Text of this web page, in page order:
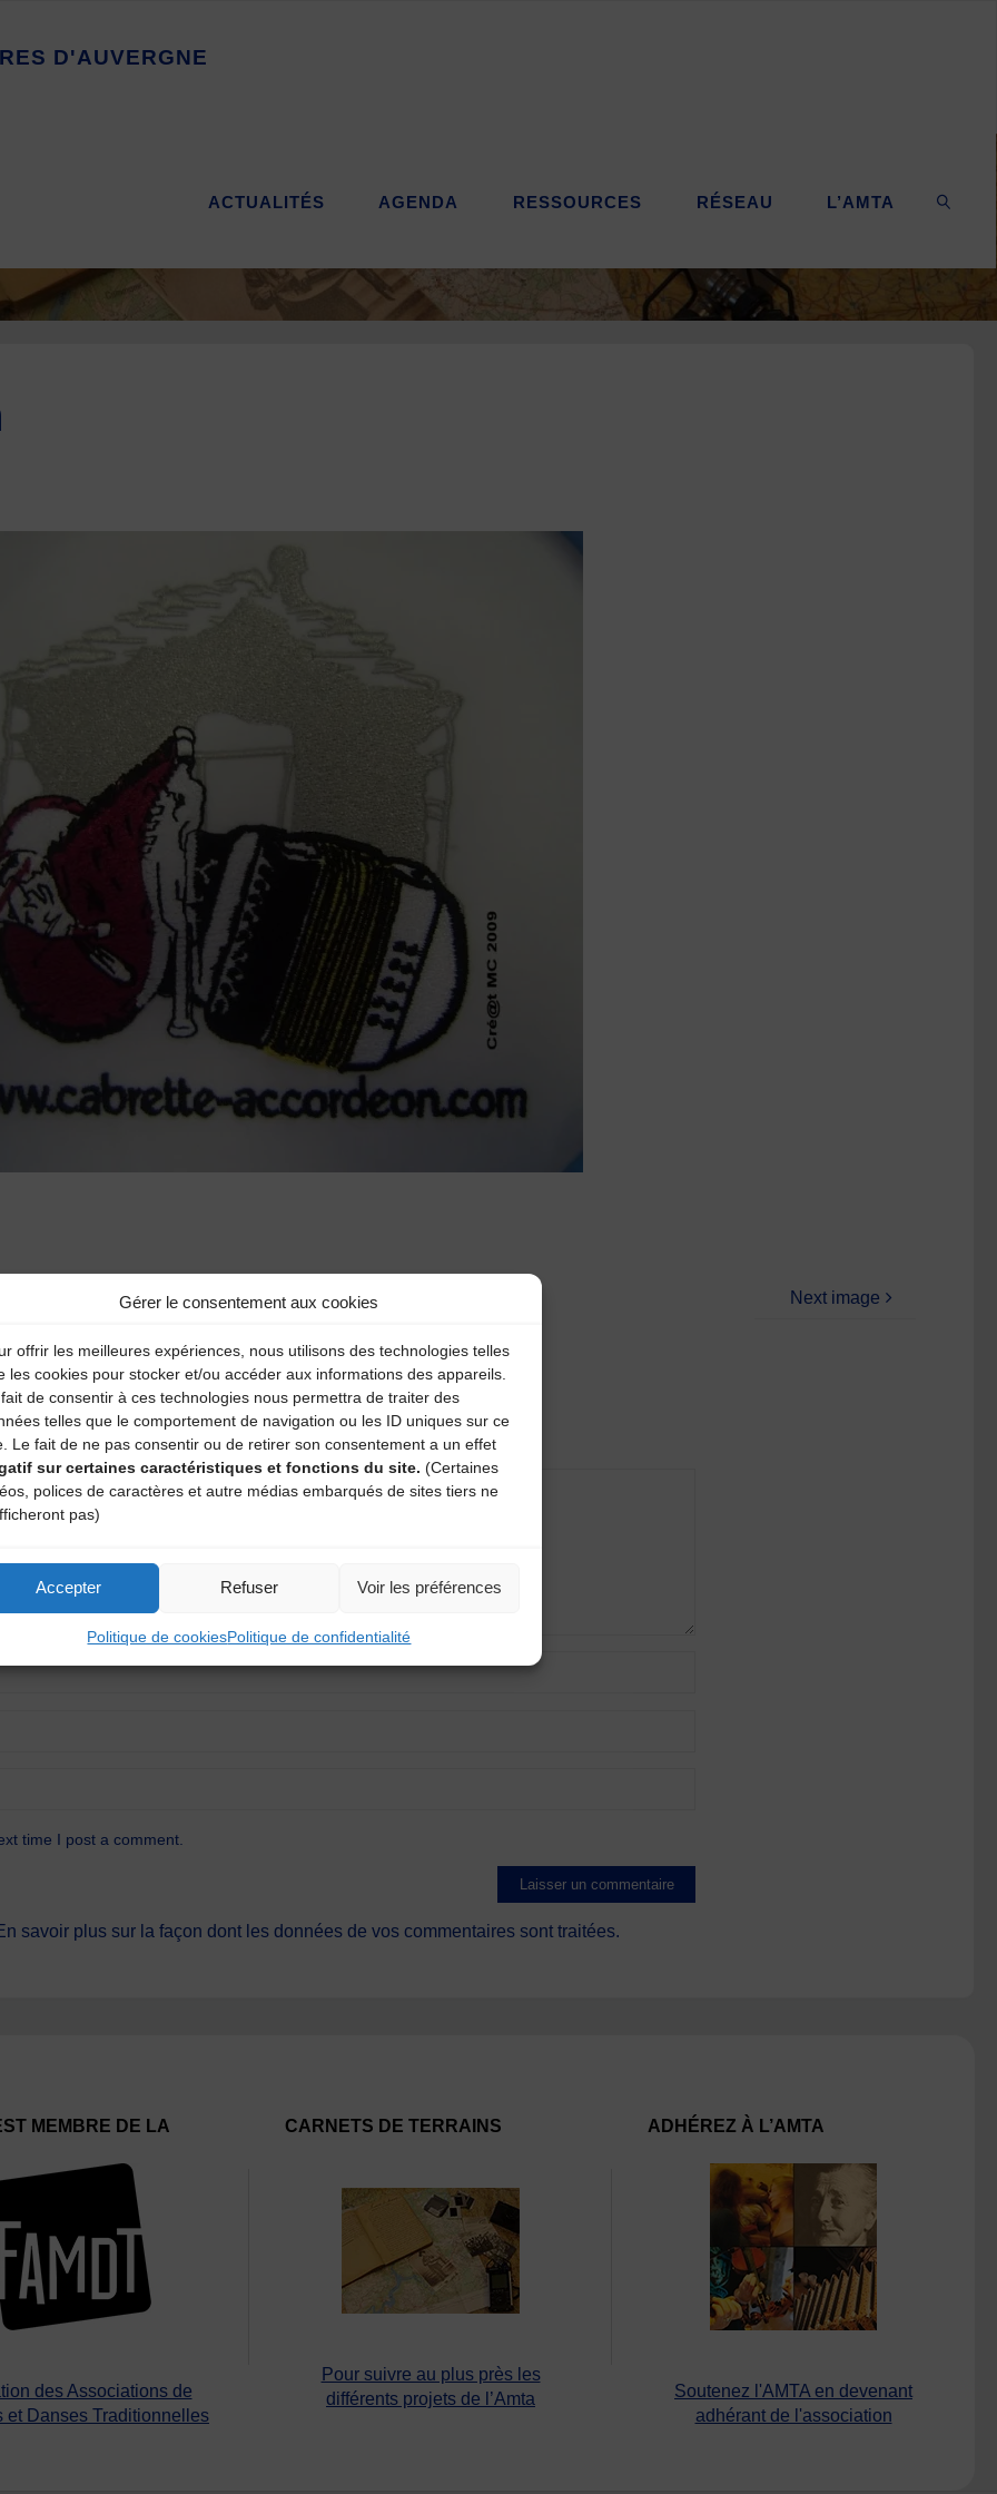
Gérer le consentement aux cookies
offrir les meilleures expériences, nous utilisons des technologies telles
les cookies pour stocker et/ou accéder aux informations des appareils.
de consentir à ces technologies nous permettra de traiter des
telles que le comportement de navigation ou les ID uniques sur ce
Le fait de ne pas consentir ou de retirer son consentement a un effet
sur certaines caractéristiques et fonctions du site. (Certaines
polices de caractères et autre médias embarqués de sites tiers ne
pas)
Accepter Refuser Voir les préférences
Politique de cookiesPolitique de confidentialité
ES D'AUVERGNE
ACTUALITÉS AGENDA RESSOURCES RÉSEAU L’AMTA
Next image
sont indiqués avec
time I post a comment.
savoir plus sur la façon dont les données de vos commentaires sont traitées.
MEMBRE DE LA
des Associations de
et Danses Traditionnelles
CARNETS DE TERRAINS
Pour suivre au plus près les
différents projets de l’Amta
ADHÉREZ À L’AMTA
Soutenez l'AMTA en devenant
adhérant de l'association